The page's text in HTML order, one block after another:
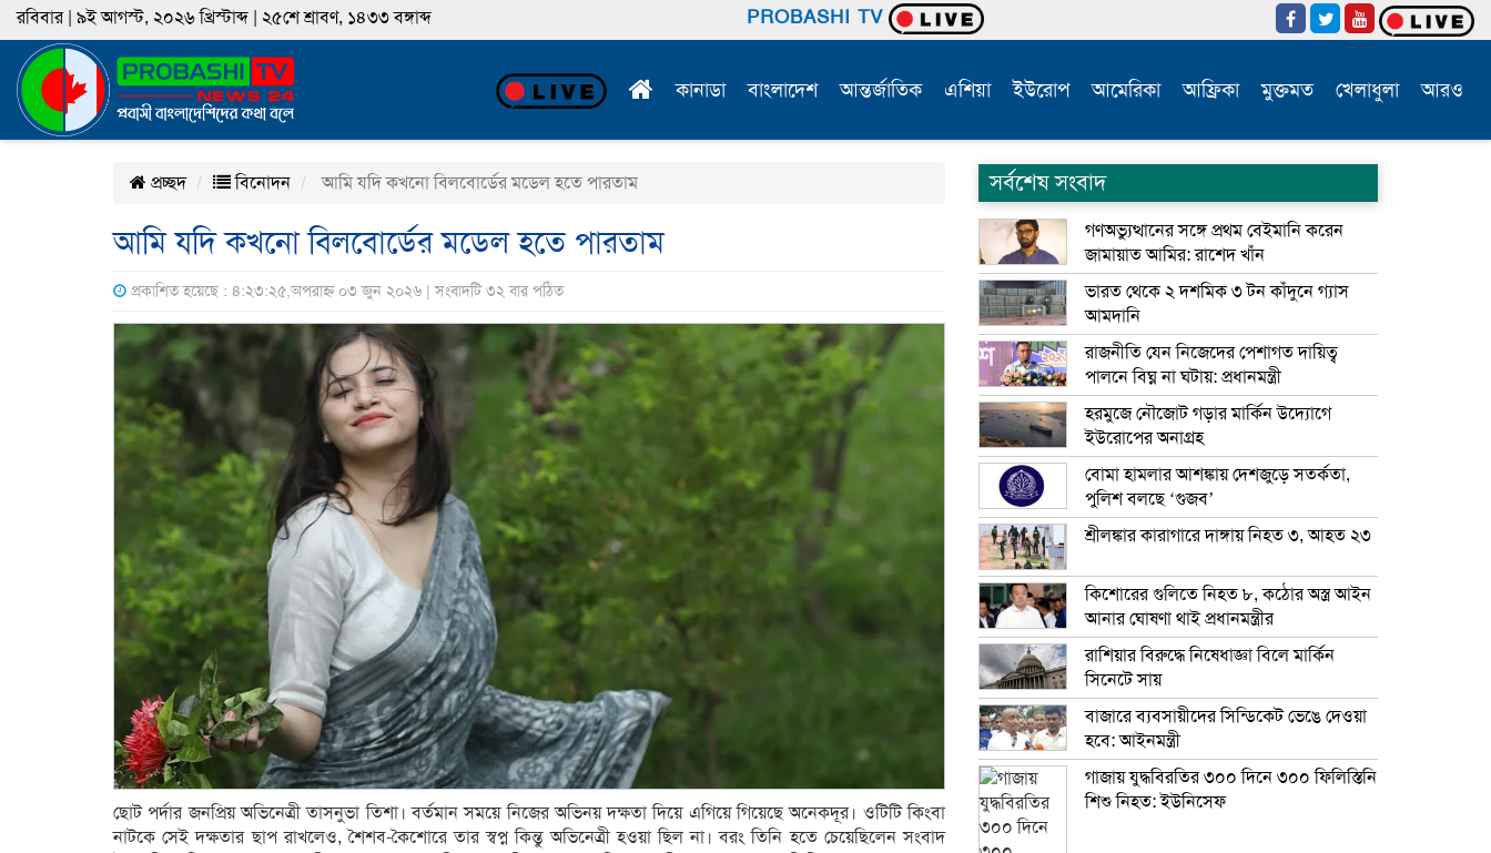
রবিবার | ৯ই আগস্ট, ২০২৬ খ্রিস্টাব্দ | ২৫শে শ্রাবণ, ১৪৩৩ বঙ্গাব্দ PROBASHI TV
কানাডা বাংলাদেশ আন্তর্জাতিক এশিয়া ইউরোপ আমেরিকা আফ্রিকা মুক্তমত খেলাধুলা আরও
প্রচ্ছদ বিনোদন আমি যদি কখনো বিলবোর্ডের মডেল হতে পারতাম
আমি যদি কখনো বিলবোর্ডের মডেল হতে পারতাম
প্রকাশিত হয়েছে : ৪:২৩:২৫,অপরাহ্ন ০৩ জুন ২০২৬ | সংবাদটি ৩২ বার পঠিত
ছোট পর্দার জনপ্রিয় অভিনেত্রী তাসনুভা তিশা। বর্তমান সময়ে নিজের অভিনয় দক্ষতা দিয়ে এগিয়ে গিয়েছে অনেকদূর। ওটিটি কিংবা
নাটকে সেই দক্ষতার ছাপ রাখলেও, শৈশব-কৈশোরে তার স্বপ্ন কিন্তু অভিনেত্রী হওয়া ছিল না। বরং তিনি হতে চেয়েছিলেন সংবাদ
সর্বশেষ সংবাদ
গণঅভ্যুত্থানের সঙ্গে প্রথম বেইমানি করেন
জামায়াত আমির: রাশেদ খাঁন
ভারত থেকে ২ দশমিক ৩ টন কাঁদুনে গ্যাস
আমদানি
রাজনীতি যেন নিজেদের পেশাগত দায়িত্ব
পালনে বিঘ্ন না ঘটায়: প্রধানমন্ত্রী
হরমুজে নৌজোট গড়ার মার্কিন উদ্যোগে
ইউরোপের অনাগ্রহ
বোমা হামলার আশঙ্কায় দেশজুড়ে সতর্কতা,
পুলিশ বলছে ‘গুজব’
শ্রীলঙ্কার কারাগারে দাঙ্গায় নিহত ৩, আহত ২৩
কিশোরের গুলিতে নিহত ৮, কঠোর অস্ত্র আইন
আনার ঘোষণা থাই প্রধানমন্ত্রীর
রাশিয়ার বিরুদ্ধে নিষেধাজ্ঞা বিলে মার্কিন
সিনেটে সায়
বাজারে ব্যবসায়ীদের সিন্ডিকেট ভেঙে দেওয়া
হবে: আইনমন্ত্রী
গাজায় যুদ্ধবিরতির ৩০০ দিনে ৩০০ ফিলিস্তিনি
শিশু নিহত: ইউনিসেফ